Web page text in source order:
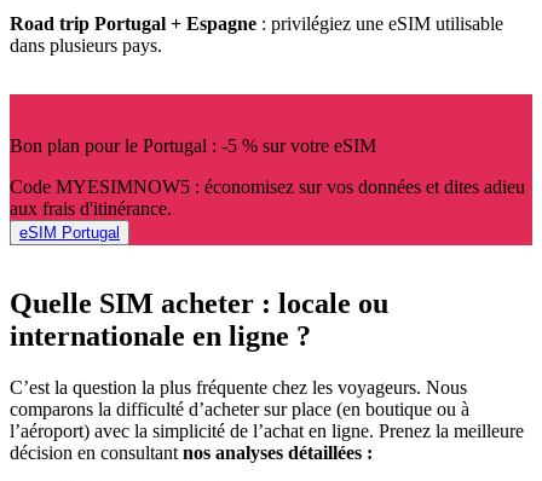
Road trip Portugal + Espagne : privilégiez une eSIM utilisable
dans plusieurs pays.
Bon plan pour le Portugal : -5 % sur votre eSIM
Code MYESIMNOW5 : économisez sur vos données et dites adieu
aux frais d'itinérance.
eSIM Portugal
Quelle SIM acheter : locale ou
internationale en ligne ?
C’est la question la plus fréquente chez les voyageurs. Nous
comparons la difficulté d’acheter sur place (en boutique ou à
l’aéroport) avec la simplicité de l’achat en ligne. Prenez la meilleure
décision en consultant nos analyses détaillées :